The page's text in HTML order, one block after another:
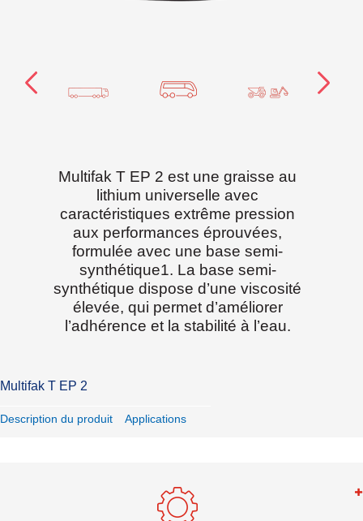
Multifak T EP 2 est une graisse au
lithium universelle avec
caractéristiques extrême pression
aux performances éprouvées,
formulée avec une base semi-
synthétique1. La base semi-
synthétique dispose d’une viscosité
élevée, qui permet d’améliorer
l’adhérence et la stabilité à l’eau.
Multifak T EP 2
Description du produit Applications